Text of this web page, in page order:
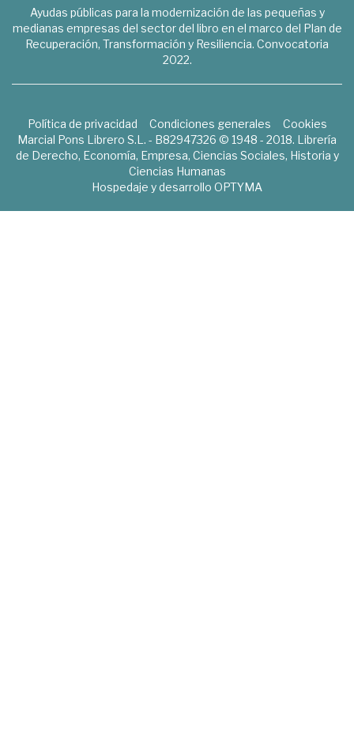
Ayudas públicas para la modernización de las pequeñas y
medianas empresas del sector del libro en el marco del Plan de
Recuperación, Transformación y Resiliencia. Convocatoria
2022.
Política de privacidad Condiciones generales
Cookies
Marcial Pons Librero S.L. - B82947326 © 1948 - 2018. Librería
de Derecho, Economía, Empresa, Ciencias Sociales, Historia y
Ciencias Humanas
Hospedaje y desarrollo OPTYMA